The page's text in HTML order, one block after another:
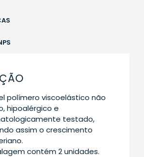
polímero viscoelástico não
hipoalérgico e
testado,
assim o crescimento
contém 2 unidades.